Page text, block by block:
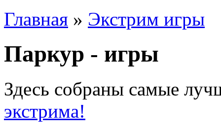
Главная » Экстрим игры
Паркур - игры
Здесь собраны самые
экстрима!